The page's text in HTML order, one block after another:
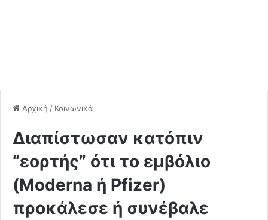
Αρχική / Κοινωνικά
Διαπίστωσαν κατόπιν
“εορτής” ότι το εμβόλιο
(Moderna ή Pfizer)
προκάλεσε ή συνέβαλε